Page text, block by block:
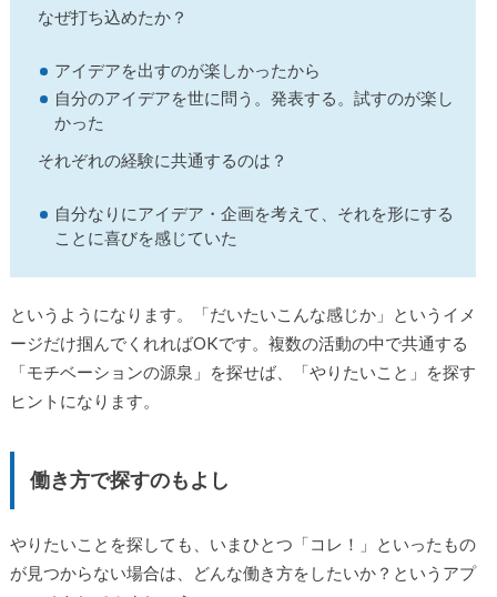
なぜ打ち込めたか？
アイデアを出すのが楽しかったから
自分のアイデアを世に問う。発表する。試すのが楽し
かった
それぞれの経験に共通するのは？
自分なりにアイデア・企画を考えて、それを形にする
ことに喜びを感じていた
というようになります。「だいたいこんな感じか」というイメ
ージだけ掴んでくれればOKです。複数の活動の中で共通する
「モチベーションの源泉」を探せば、「やりたいこと」を探す
ヒントになります。
働き方で探すのもよし
やりたいことを探しても、いまひとつ「コレ！」といったもの
が見つからない場合は、どんな働き方をしたいか？というアプ